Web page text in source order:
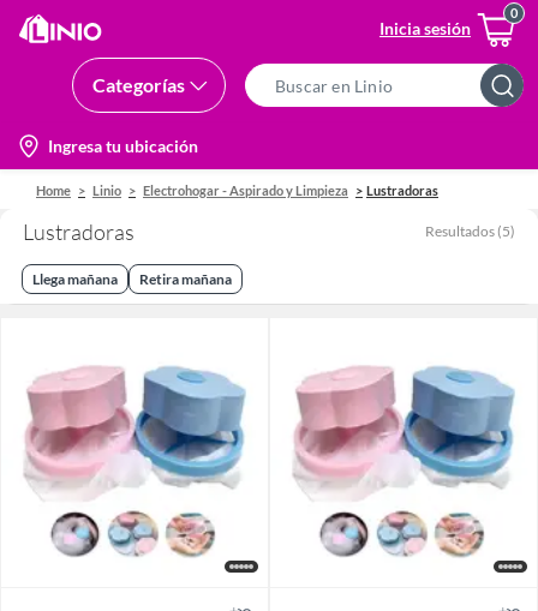
Inicia sesión
Categorías
Bar
location-
icon
Ingresa tu ubicación
Home Linio Electrohogar - Aspirado y Limpieza Lustradoras
Lustradoras Resultados (5)
Llega mañana Retira mañana